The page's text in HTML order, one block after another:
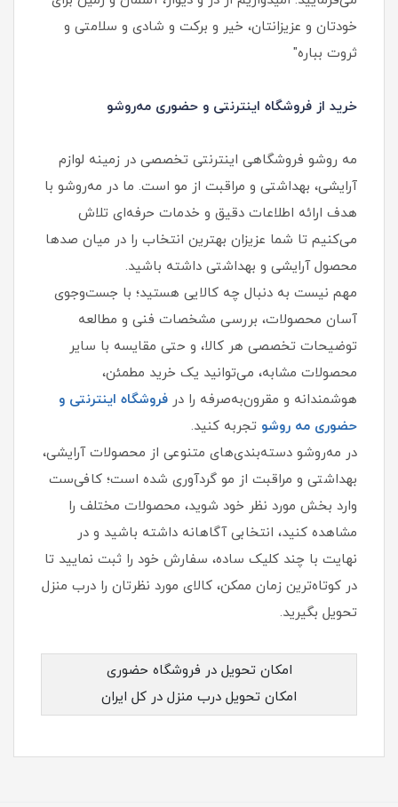
خودتان و عزیزانتان، خیر و برکت و شادی و سلامتی و
ثروت بباره"
خرید از فروشگاه اینترنتی و حضوری مه‌روشو
مه‌ روشو فروشگاهی اینترنتی تخصصی در زمینه لوازم
آرایشی، بهداشتی و مراقبت از مو است. ما در مه‌روشو با
هدف ارائه اطلاعات دقیق و خدمات حرفه‌ای تلاش
می‌کنیم تا شما عزیزان بهترین انتخاب را در میان صدها
محصول آرایشی و بهداشتی داشته باشید.
مهم نیست به دنبال چه کالایی هستید؛ با جست‌وجوی
آسان محصولات، بررسی مشخصات فنی و مطالعه
توضیحات تخصصی هر کالا، و حتی مقایسه با سایر
محصولات مشابه، می‌توانید یک خرید مطمئن،
هوشمندانه و مقرون‌به‌صرفه را در فروشگاه اینترنتی و
حضوری مه‌ روشو تجربه کنید.
در مه‌روشو دسته‌بندی‌های متنوعی از محصولات آرایشی،
بهداشتی و مراقبت از مو گردآوری شده است؛ کافی‌ست
وارد بخش مورد نظر خود شوید، محصولات مختلف را
مشاهده کنید، انتخابی آگاهانه داشته باشید و در
نهایت با چند کلیک ساده، سفارش خود را ثبت نمایید تا
در کوتاه‌ترین زمان ممکن، کالای مورد نظرتان را درب منزل
تحویل بگیرید.
امکان تحویل در فروشگاه حضوری
امکان تحویل درب منزل در کل ایران